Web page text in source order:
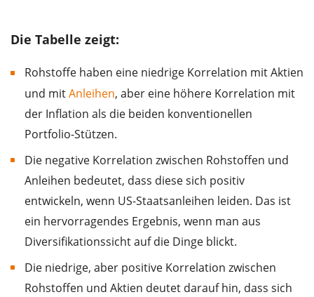
Die Tabelle zeigt:
Rohstoffe haben eine niedrige Korrelation mit Aktien
und mitAnleihen, aber eine höhere Korrelation mit
der Inflation als die beiden konventionellen
Portfolio-Stützen.
Die negative Korrelation zwischen Rohstoffen und
Anleihen bedeutet, dass diese sich positiv
entwickeln, wenn US-Staatsanleihen leiden. Das ist
ein hervorragendes Ergebnis, wenn man aus
Diversifikationssicht auf die Dinge blickt.
Die niedrige, aber positive Korrelation zwischen
Rohstoffen und Aktien deutet darauf hin, dass sich